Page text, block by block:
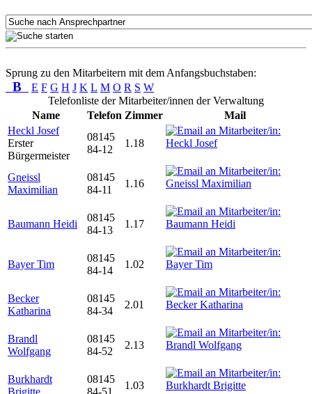
Sprung zu den Mitarbeitern mit dem Anfangsbuchstaben:
B E F G H J K L M O R S W
Telefonliste der Mitarbeiter/innen der Verwaltung
Name
Telefon Zimmer
Mail
Heckl Josef
Erster
Bürgermeister
08145
84-12
1.18
Gneissl
Maximilian
08145
84-11
1.16
Baumann Heidi
08145
84-13
1.17
Bayer Tim
08145
84-14
1.02
Becker
Katharina
08145
84-34
2.01
Brandl
Wolfgang
08145
84-52
2.13
Burkhardt
08145
1.03